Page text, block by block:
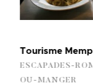
Tourisme
ESCAPADES-
OU-MANGER